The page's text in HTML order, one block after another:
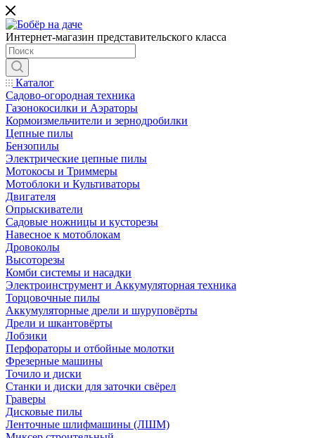
Интернет-магазин представительского класса
Каталог
Садово-огородная техника
Газонокосилки и Аэраторы
Кормоизмельчители и зернодробилки
Цепные пилы
Бензопилы
Электрические цепные пилы
Мотокосы и Триммеры
Мотоблоки и Культиваторы
Двигателя
Опрыскиватели
Садовые ножницы и кусторезы
Навесное к мотоблокам
Дровоколы
Высоторезы
Комби системы и насадки
Электроинструмент и Аккумуляторная техника
Торцовочные пилы
Аккумуляторные дрели и шуруповёрты
Дрели и шкантовёрты
Лобзики
Перфораторы и отбойные молотки
Фрезерные машины
Точило и диски
Станки и диски для заточки свёрел
Граверы
Дисковые пилы
Ленточные шлифмашины (ЛШМ)